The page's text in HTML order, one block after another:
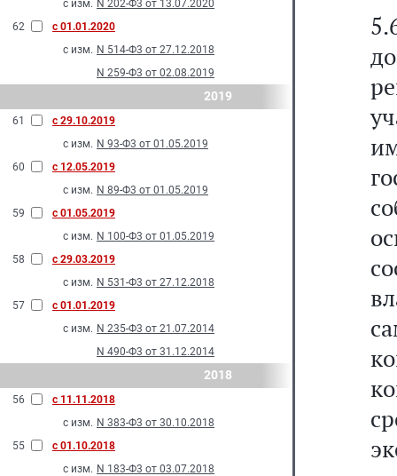
с изм. N 202-Ф3 от 13.07.2020
62
с 01.01.2020
с изм. N 514-Ф3 от 27.12.2018
N 259-Ф3 от 02.08.2019
2019
61
с 29.10.2019
с изм. N 93-Ф3 от 01.05.2019
60
с 12.05.2019
с изм. N 89-Ф3 от 01.05.2019
59
с 01.05.2019
с изм. N 100-Ф3 от 01.05.2019
58
с 29.03.2019
с изм. N 531-Ф3 от 27.12.2018
57
с 01.01.2019
с изм. N 235-Ф3 от 21.07.2014
N 490-Ф3 от 31.12.2014
2018
56
с 11.11.2018
с изм. N 383-Ф3 от 30.10.2018
55
с 01.10.2018
с изм. N 183-Ф3 от 03.07.2018